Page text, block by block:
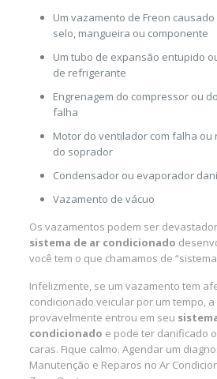
Um vazamento de Freon
selo, mangueira ou componente
Um tubo de expansão entupido
de refrigerante
Engrenagem do compressor ou
falha
Motor do ventilador com falha ou
do soprador
Condensador ou evaporador
Vazamento de vácuo
Os vazamentos podem ser
sistema de ar condicionado
você tem o que chamamos de
Infelizmente, se um vazamento tem
condicionado veicular por um tempo,
provavelmente entrou em seu
condicionado e pode ter danificado
caras. Fique calmo. Agendar um
Manutenção e Reparos no Ar